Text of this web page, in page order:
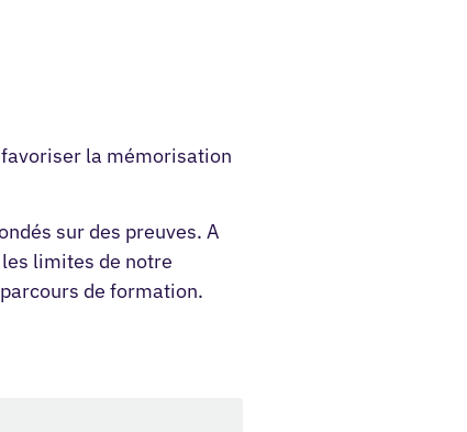
la mémorisation
sur des preuves. A
limites de notre
de formation.